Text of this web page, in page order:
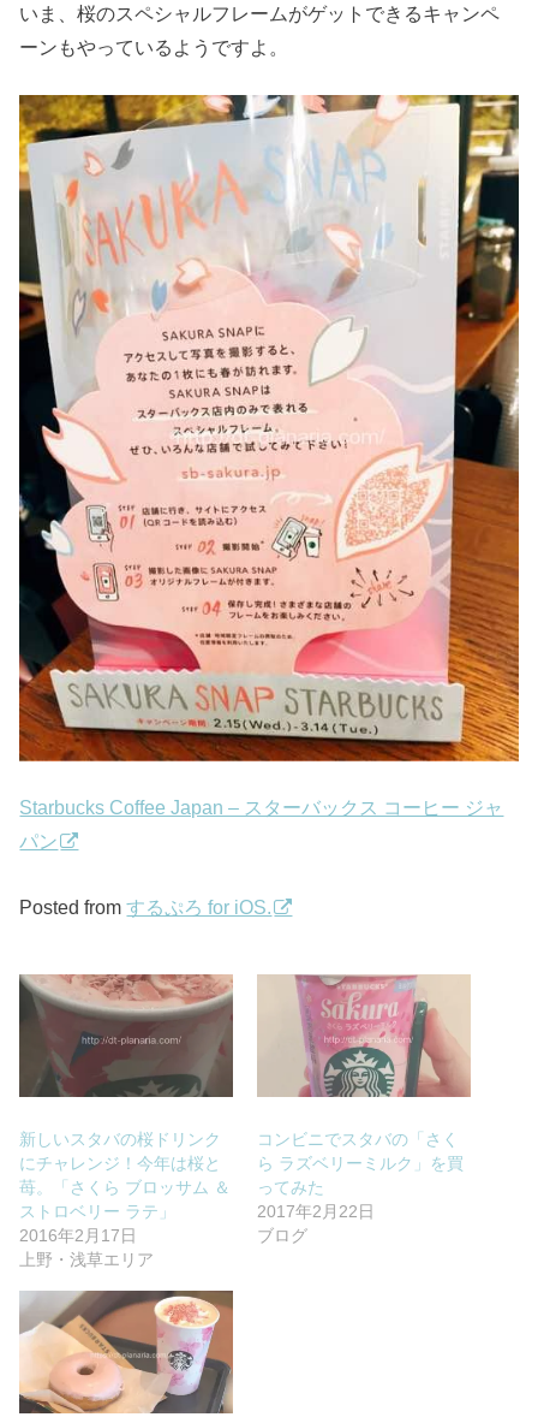
いま、桜のスペシャルフレームがゲットできるキャンペ
ーンもやっているようですよ。
Starbucks Coffee Japan – スターバックス コーヒー ジャ
パン
Posted fromするぷろ for iOS.
新しいスタバの桜ドリンク
にチャレンジ！今年は桜と
苺。「さくら ブロッサム ＆
ストロベリー ラテ」
2016年2月17日
上野・浅草エリア
コンビニでスタバの「さく
ら ラズベリーミルク」を買
ってみた
2017年2月22日
ブログ